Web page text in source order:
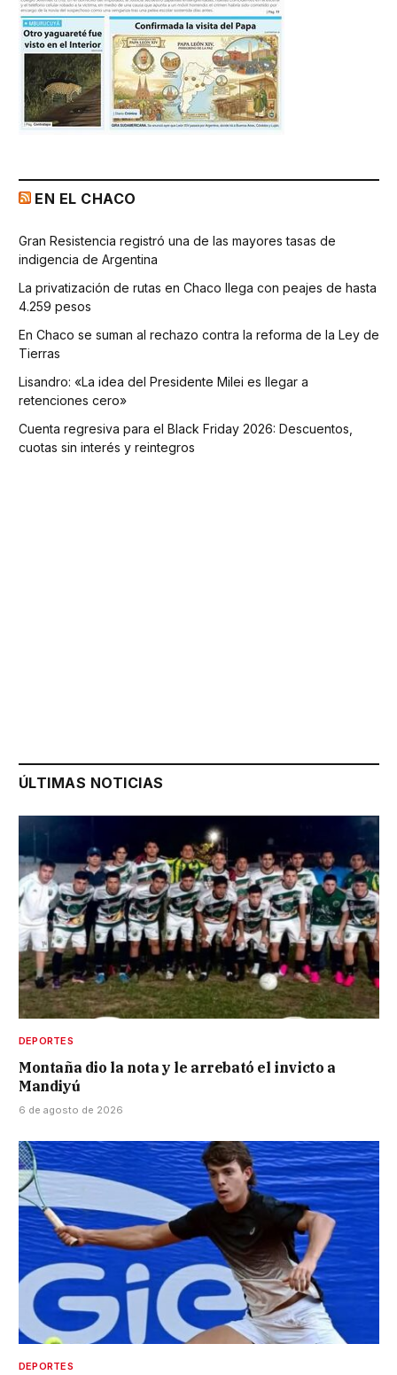
EN EL CHACO
Gran Resistencia registró una de las mayores tasas de
indigencia de Argentina
La privatización de rutas en Chaco llega con peajes de hasta
4.259 pesos
En Chaco se suman al rechazo contra la reforma de la Ley de
Tierras
Lisandro: «La idea del Presidente Milei es llegar a
retenciones cero»
Cuenta regresiva para el Black Friday 2026: Descuentos,
cuotas sin interés y reintegros
ÚLTIMAS NOTICIAS
DEPORTES
Montaña dio la nota y le arrebató el invicto a
Mandiyú
6 de agosto de 2026
DEPORTES